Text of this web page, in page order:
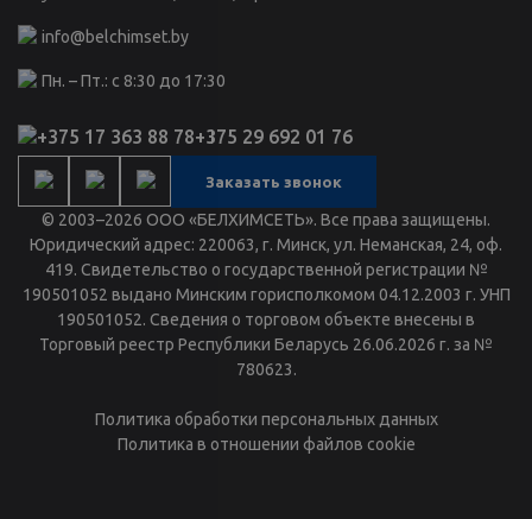
info@belchimset.by
Пн. – Пт.: с 8:30 до 17:30
+375 17 363 88 78+375 29 692 01 76
Заказать звонок
© 2003–2026 ООО «БЕЛХИМСЕТЬ». Все права защищены.
Юридический адрес: 220063, г. Минск, ул. Неманская, 24, оф.
419. Свидетельство о государственной регистрации №
190501052 выдано Минским горисполкомом 04.12.2003 г. УНП
190501052. Сведения о торговом объекте внесены в
Торговый реестр Республики Беларусь 26.06.2026 г. за №
780623.
Политика обработки персональных данных
Политика в отношении файлов cookie